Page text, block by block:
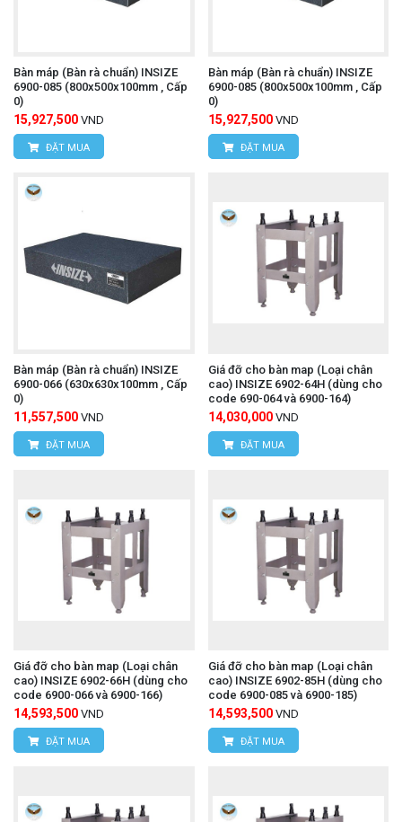
Bàn máp (Bàn rà chuẩn) INSIZE
6900-085 (800x500x100mm , Cấp
0)
15,927,500 VND
ĐẶT MUA
Bàn máp (Bàn rà chuẩn) INSIZE
6900-085 (800x500x100mm , Cấp
0)
15,927,500 VND
ĐẶT MUA
Bàn máp (Bàn rà chuẩn) INSIZE
6900-066 (630x630x100mm , Cấp
0)
11,557,500 VND
ĐẶT MUA
Giá đỡ cho bàn map (Loại chân
cao) INSIZE 6902-64H (dùng cho
code 690-064 và 6900-164)
14,030,000 VND
ĐẶT MUA
Giá đỡ cho bàn map (Loại chân
cao) INSIZE 6902-66H (dùng cho
code 6900-066 và 6900-166)
14,593,500 VND
ĐẶT MUA
Giá đỡ cho bàn map (Loại chân
cao) INSIZE 6902-85H (dùng cho
code 6900-085 và 6900-185)
14,593,500 VND
ĐẶT MUA